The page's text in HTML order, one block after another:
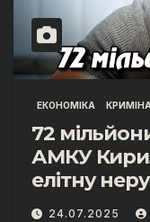
ЕКОНОМІКА
72
АМКУ
елітну
24.07.2025